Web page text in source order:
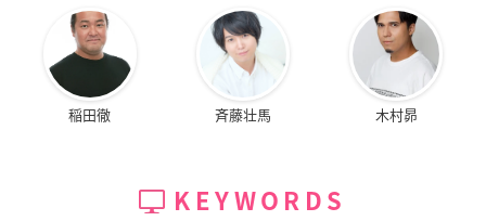
稲田徹 斉藤壮馬 木村昴
KEYWORDS